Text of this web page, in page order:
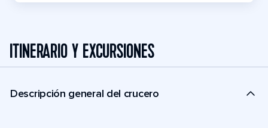
ITINERARIO Y EXCURSIONES
Descripción general del crucero